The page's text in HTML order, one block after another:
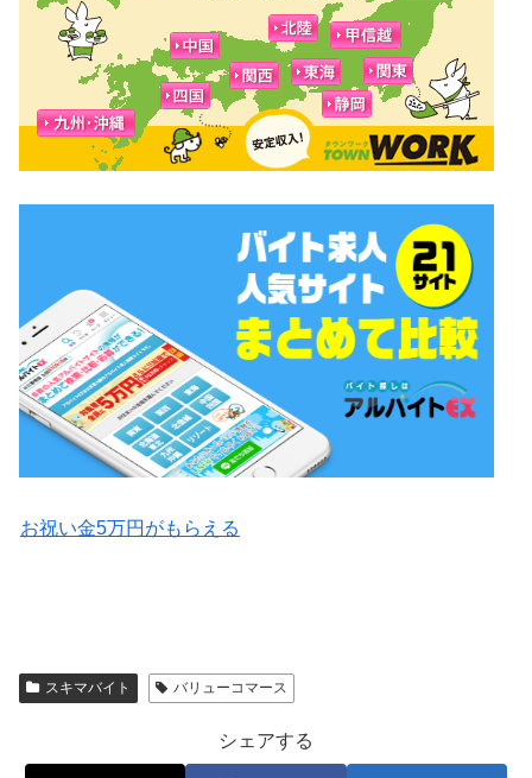
お祝い金5万円がもらえる
スキマバイト バリューコマース
シェアする